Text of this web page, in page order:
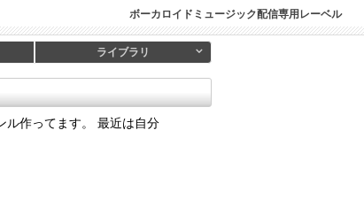
ボーカロイドミュージック配信専用レーベル
ライブラリ
ル作ってます。 最近は自分